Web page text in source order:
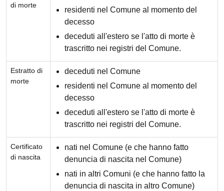
di morte
residenti nel Comune al momento del
decesso
deceduti all'estero se l'atto di morte è
trascritto nei registri del Comune.
Estratto di
morte
deceduti nel Comune
residenti nel Comune al momento del
decesso
deceduti all'estero se l'atto di morte è
trascritto nei registri del Comune.
Certificato
di nascita
nati nel Comune (e che hanno fatto
denuncia di nascita nel Comune)
nati in altri Comuni (e che hanno fatto la
denuncia di nascita in altro Comune)